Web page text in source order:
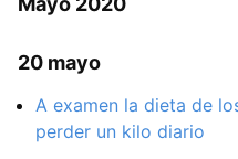
20 mayo
A examen la dieta de
perder un kilo diario